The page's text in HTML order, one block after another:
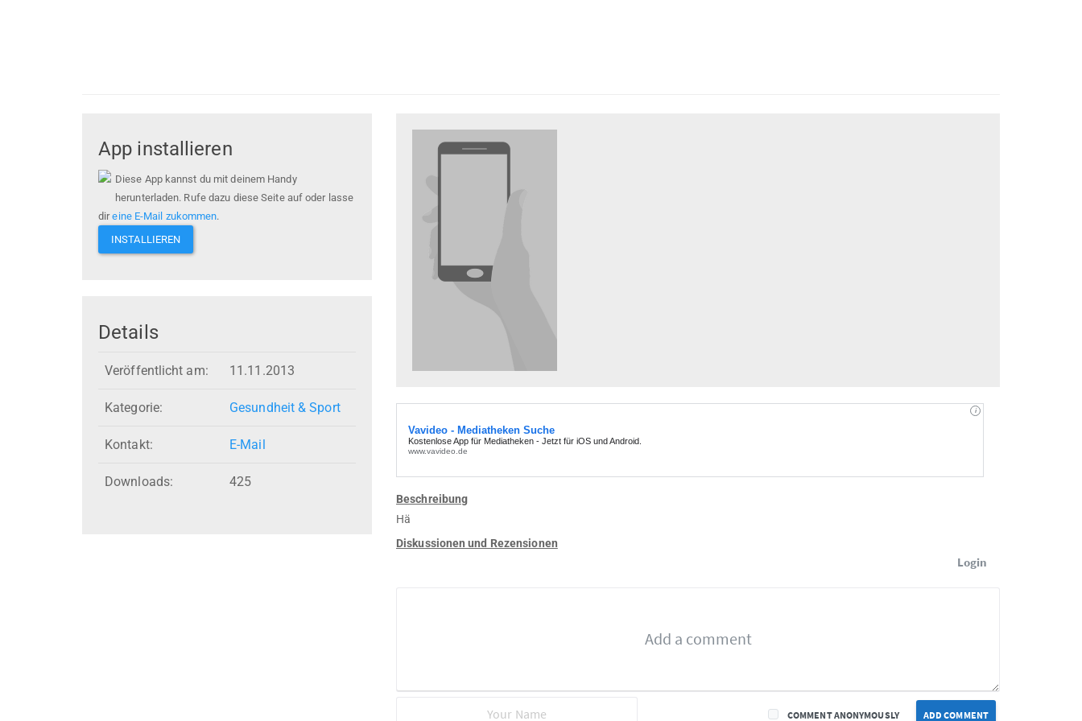
App installieren
Diese App kannst du mit deinem Handy
herunterladen. Rufe dazu diese Seite auf oder lasse
direine E-Mail zukommen.
INSTALLIEREN
Details
Veröffentlicht am: 11.11.2013
Kategorie: Gesundheit & Sport
Kontakt: E-Mail
Downloads: 425
Beschreibung
Hä
Diskussionen und Rezensionen
Login
ADD COMMENT
COMMENT ANONYMOUSLY